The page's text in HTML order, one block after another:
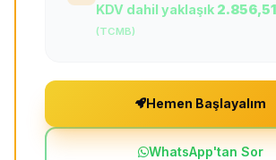
KDV dahil yaklaşık
(TCMB)
Hemen Başlayalım
WhatsApp'tan Sor